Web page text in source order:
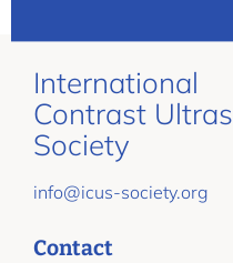
International
Contrast
Society
info@icus-society.org
Contact